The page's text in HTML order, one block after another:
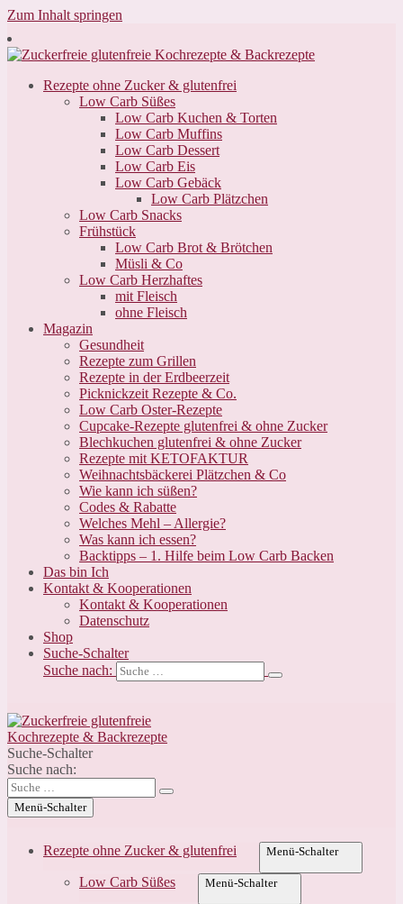
Zum Inhalt springen
Rezepte ohne Zucker & glutenfrei
Low Carb Süßes
Low Carb Kuchen & Torten
Low Carb Muffins
Low Carb Dessert
Low Carb Eis
Low Carb Gebäck
Low Carb Plätzchen
Low Carb Snacks
Frühstück
Low Carb Brot & Brötchen
Müsli & Co
Low Carb Herzhaftes
mit Fleisch
ohne Fleisch
Magazin
Gesundheit
Rezepte zum Grillen
Rezepte in der Erdbeerzeit
Picknickzeit Rezepte & Co.
Low Carb Oster-Rezepte
Cupcake-Rezepte glutenfrei & ohne Zucker
Blechkuchen glutenfrei & ohne Zucker
Rezepte mit KETOFAKTUR
Weihnachtsbäckerei Plätzchen & Co
Wie kann ich süßen?
Codes & Rabatte
Welches Mehl – Allergie?
Was kann ich essen?
Backtipps – 1. Hilfe beim Low Carb Backen
Das bin Ich
Kontakt & Kooperationen
Kontakt & Kooperationen
Datenschutz
Shop
Suche-Schalter
Suche nach:
Suche-Schalter
Suche nach:
Menü-Schalter
Rezepte ohne Zucker & glutenfrei Menü-Schalter
Low Carb Süßes Menü-Schalter